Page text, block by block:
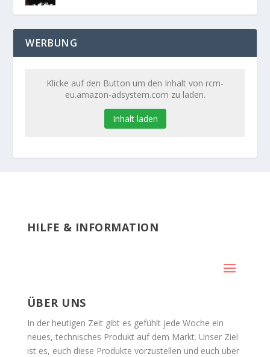
WERBUNG
Klicke auf den Button um den Inhalt von rcm-
eu.amazon-adsystem.com zu laden.
Inhalt laden
HILFE & INFORMATION
ÜBER UNS
In der heutigen Zeit gibt es gefühlt jede Woche ein
neues, technisches Produkt auf dem Markt. Unser Ziel
ist es, euch diese Produkte vorzustellen und euch über